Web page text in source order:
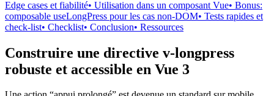
Edge cases et fiabilité• Utilisation dans un composant Vue• Bonus:
composable useLongPress pour les cas non-DOM• Tests rapides et
check-list• Checklist• Conclusion• Ressources
Construire une directive v-longpress
robuste et accessible en Vue 3